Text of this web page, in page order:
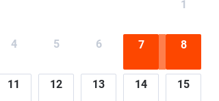
1
4 5 6 7 8
11 12 13 14 15